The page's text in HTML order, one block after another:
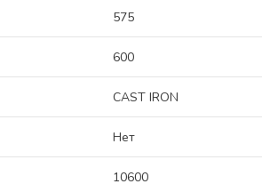
575
600
CAST IRON
Нет
10600